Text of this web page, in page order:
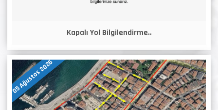
Kapalı Yol Bilgilendirme..
05 Ağustos 2026